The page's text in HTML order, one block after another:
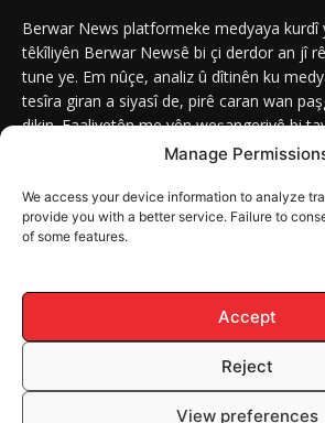
Manage
We access your device information to analyze
provide you with a better service. Failure to
of some features.
Accept
Reject
View preferences
Berwar News platformeke medyaya kurdî
têkîliyên Berwar Newsê bi çi derdor an jî
tune ye. Em nûçe, analiz û dîtinên ku
tesîra giran a siyasî de, pirê caran wan
dikin. Faaliyetên me yên weşangeriyê bi
navneteweyî yên qeyranên siyasî û civakî
© Mafê Telîfê 2026, Hemû mafên naveroka